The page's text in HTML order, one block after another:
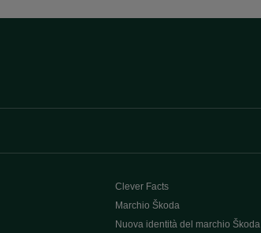
Clever Facts
Marchio Škoda
Nuova identità del marchio Škoda